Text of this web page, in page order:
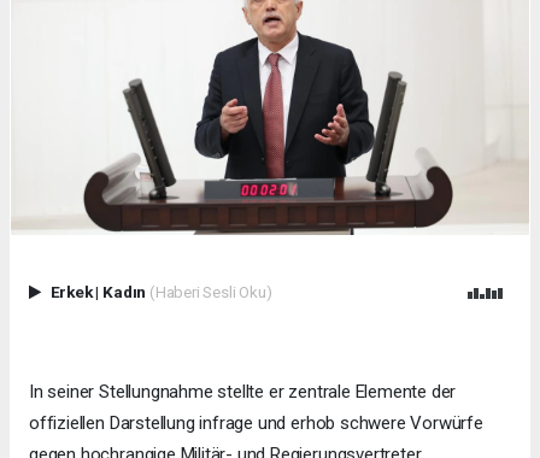
Erkek| Kadın (Haberi Sesli Oku)
In seiner Stellungnahme stellte er zentrale Elemente der
offiziellen Darstellung infrage und erhob schwere Vorwürfe